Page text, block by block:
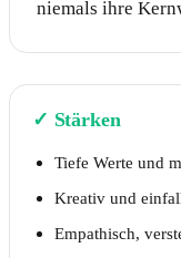
niemals ihre
✓ Stärken
Tiefe Werte und
Kreativ und
Empathisch,